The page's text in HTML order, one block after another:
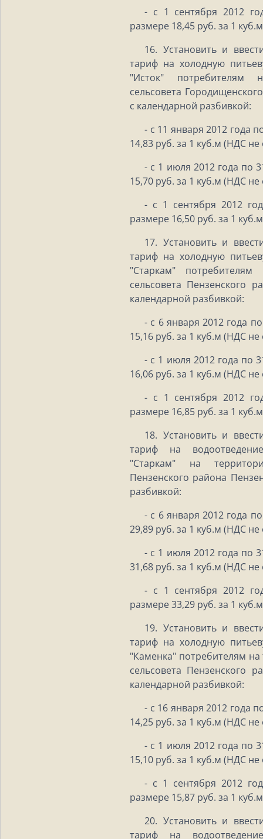
- с 1 сентября 2012
размере 18,45 руб. за 1
16. Установить и
тариф на холодную
"Исток" потребителям
сельсовета
с календарной разбивкой:
- с 11 января 2012 года
14,83 руб. за 1 куб.м (НДС не
- с 1 июля 2012 года по
15,70 руб. за 1 куб.м (НДС не
- с 1 сентября 2012
размере 16,50 руб. за 1
17. Установить и
тариф на холодную
"Старкам"
сельсовета Пензенского
календарной разбивкой:
- с 6 января 2012 года
15,16 руб. за 1 куб.м (НДС не
- с 1 июля 2012 года по
16,06 руб. за 1 куб.м (НДС не
- с 1 сентября 2012
размере 16,85 руб. за 1
18. Установить и
тариф на
"Старкам" на
Пензенского района
разбивкой:
- с 6 января 2012 года
29,89 руб. за 1 куб.м (НДС не
- с 1 июля 2012 года по
31,68 руб. за 1 куб.м (НДС не
- с 1 сентября 2012
размере 33,29 руб. за 1
19. Установить и
тариф на холодную
"Каменка" потребителям
сельсовета Пензенского
календарной разбивкой:
- с 16 января 2012 года
14,25 руб. за 1 куб.м (НДС не
- с 1 июля 2012 года по
15,10 руб. за 1 куб.м (НДС не
- с 1 сентября 2012
размере 15,87 руб. за 1
20. Установить и
тариф на